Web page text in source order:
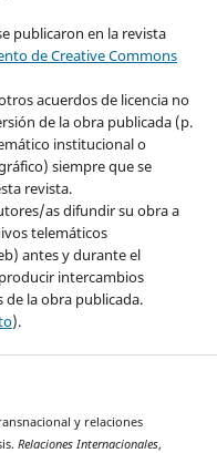
publicaron en la revista
de Creative Commons
acuerdos de licencia no
de la obra publicada (p.
institucional o
siempre que se
revista.
as difundir su obra a
telemáticos
antes y durante el
intercambios
de la obra publicada.
).
y relaciones
Relaciones Internacionales,